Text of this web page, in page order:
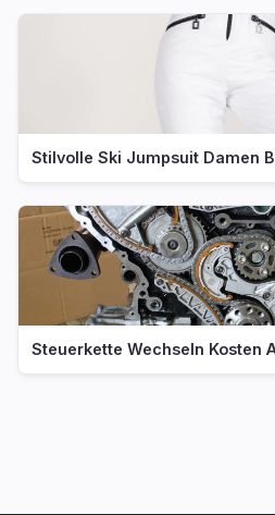
Stilvolle Ski Jumpsuit Damen
Steuerkette Wechseln Kosten